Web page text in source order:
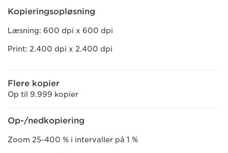
Kopieringsopløsning
Læsning: 600 dpi x 600 dpi
Print: 2.400 dpi x 2.400 dpi
Flere kopier
Op til 9.999 kopier
Op-/nedkopiering
Zoom 25-400 % i intervaller på 1 %